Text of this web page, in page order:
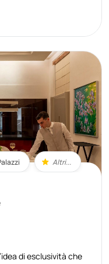
libero,
Altri...
di esclusività che